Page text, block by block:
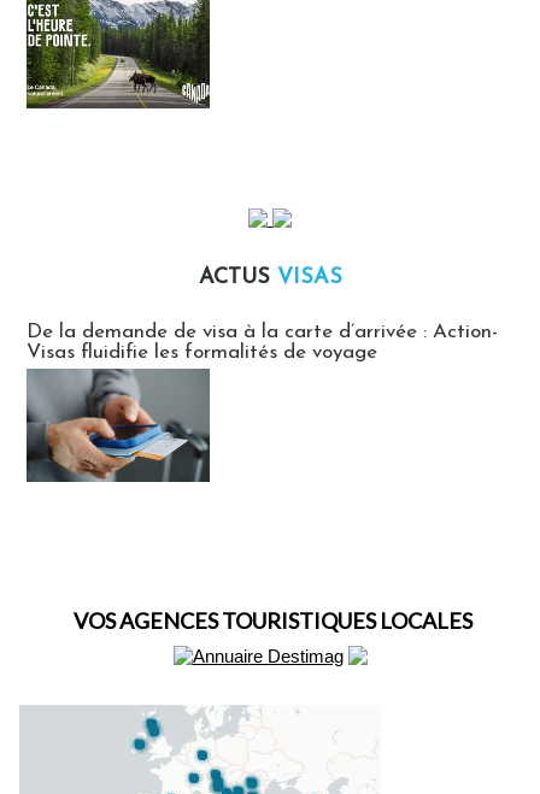
ACTUS VISAS
De la demande de visa à la carte d’arrivée : Action-
Visas fluidifie les formalités de voyage
VOS AGENCES TOURISTIQUES LOCALES